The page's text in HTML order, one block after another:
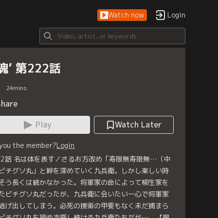
Watch now Login
’ 第222話
24mins
Play
Watch Later
the member?Login
話 名は体を表す／さるお方改め「寿限無寿限無…（中
チグソ丸」と絆を深めていく九兵衛。しかし楽しい時
う長くは続かなかった。将軍家の命によって柳生家を
ビチグソ丸だったが、九兵衛に会いたい一心で将軍家
げ出してしまう。必死の捜索の甲斐もなく未だ捕まら